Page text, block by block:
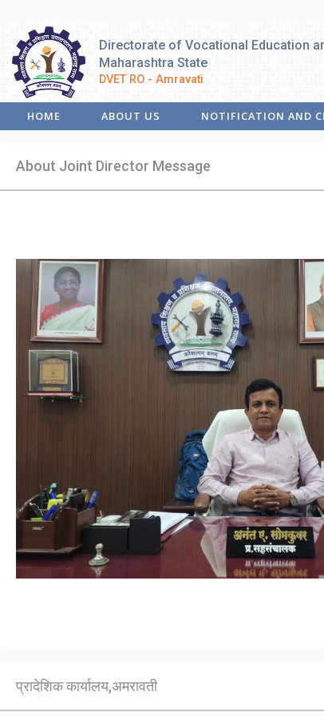
Directorate of Vocational Education
Maharashtra State
DVET RO - Amravati
HOME ABOUT US NOTIFICATION AND
About Joint Director Message
प्रादेशिक कार्यालय,अमरावती